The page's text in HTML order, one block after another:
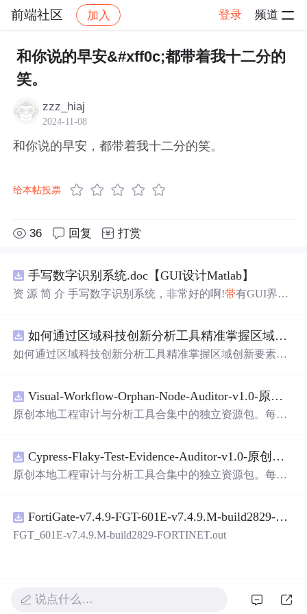
前端社区 加入 登录 频道
社区 前端社区 感慨 帖子详情
和你说的早安&#xff0c;都带着我十二分的
笑。
zzz_hiaj
2024-11-08
和你说的早安，都带着我十二分的笑。
给本帖投票
36 回复 打赏
手写数字识别系统.doc【GUI设计Matlab】
资 源 简 介 手写数字识别系统，非常好的啊!带有GUI界
带 有直观的图形用户界面（GUI），非常容易使用。你只
需要将手写数字输入系统，它将立即给出准确的识别结
是一个非常方便和实用的工具，你一定会喜欢它的！
如何通过区域科技创新分析工具精准掌握区域创新要素分布与产业链融合现状？.docx
如何通过区域科技创新分析工具精准掌握区域创新要素分
Visual-Workflow-Orphan-Node-Auditor-v1.0-原创源码与文档.zip
原创本地工程审计与分析工具合集中的独立资源包。每个
README、运行说明、功能清单、MIT License及原创与授
权声明。解压后进入project目录，执行npm test验证算法，
目源码、Logo、官方截图、论文、生产日志或其他受限素
材。适合前端开发、AI应用工程、测试审计和课程实践。
Cypress-Flaky-Test-Evidence-Auditor-v1.0-原创源码与文档.zip
原创本地工程审计与分析工具合集中的独立资源包。每个
README、运行说明、功能清单、MIT License及原创与授
权声明。解压后进入project目录，执行npm test验证算法，
FortiGate-v7.4.9-FGT-601E-v7.4.9.M-build2829-FORTINET.out
FGT_601E-v7.4.9.M-build2829-FORTINET.out
说点什么…